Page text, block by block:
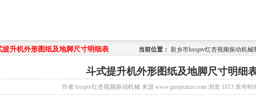
提升机外形图纸及地脚尺寸明细表 当前位置： 新乡市hxsptv红杏视频振动机械
斗式提升机外形图纸及地脚尺寸明细
作者 hxsptv红杏视频振动机械 来源 www.guojixinze.com 浏览 1813 发布时